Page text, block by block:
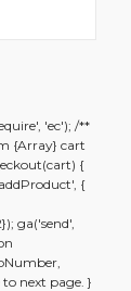
'ec'); /**
{Array} cart
{
{
ga('send',
next page. }